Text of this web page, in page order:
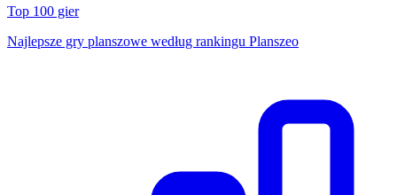
Top 100 gier
Najlepsze gry planszowe według rankingu Planszeo